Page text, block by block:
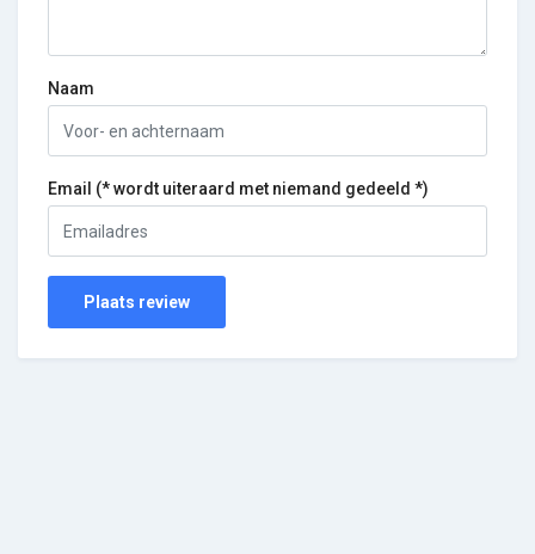
Naam
Email (* wordt uiteraard met niemand gedeeld *)
Plaats review